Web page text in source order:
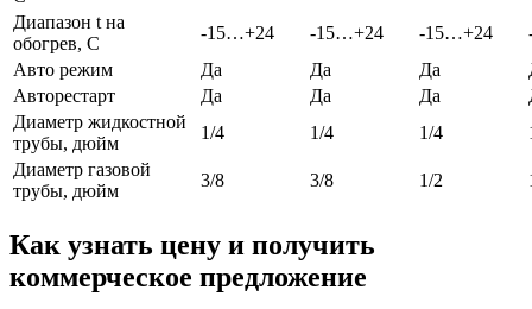
Диапазон t на
обогрев, С
-15…+24 -15…+24 -15…+24
Авто режим
Да Да Да
Авторестарт
Да Да Да
Диаметр жидкостной
трубы, дюйм
1/4 1/4 1/4
Диаметр газовой
трубы, дюйм
3/8 3/8 1/2
Как узнать цену и получить
коммерческое предложение